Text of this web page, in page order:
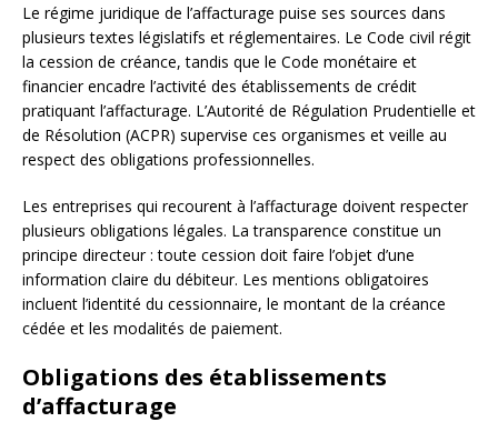
Le régime juridique de l’affacturage puise ses sources dans
plusieurs textes législatifs et réglementaires. Le Code civil régit
la cession de créance, tandis que le Code monétaire et
financier encadre l’activité des établissements de crédit
pratiquant l’affacturage. L’Autorité de Régulation Prudentielle et
de Résolution (ACPR) supervise ces organismes et veille au
respect des obligations professionnelles.
Les entreprises qui recourent à l’affacturage doivent respecter
plusieurs obligations légales. La transparence constitue un
principe directeur : toute cession doit faire l’objet d’une
information claire du débiteur. Les mentions obligatoires
incluent l’identité du cessionnaire, le montant de la créance
cédée et les modalités de paiement.
Obligations des établissements
d’affacturage